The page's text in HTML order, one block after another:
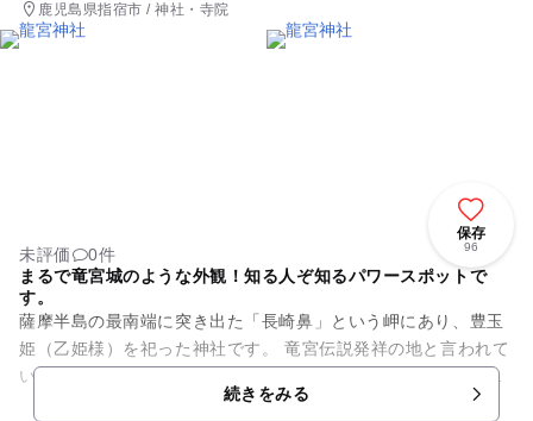
鹿児島県指宿市 / 神社・寺院
保存
96
未評価
0件
まるで竜宮城のような外観！知る人ぞ知るパワースポットで
す。
薩摩半島の最南端に突き出た「長崎鼻」という岬にあり、豊玉
姫（乙姫様）を祀った神社です。 竜宮伝説発祥の地と言われて
いるだけあって、ココに一歩足を踏み入れると浦島太郎になっ
たような気分になれます...続きをみる